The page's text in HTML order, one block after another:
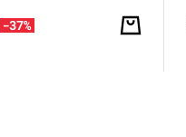
-37%